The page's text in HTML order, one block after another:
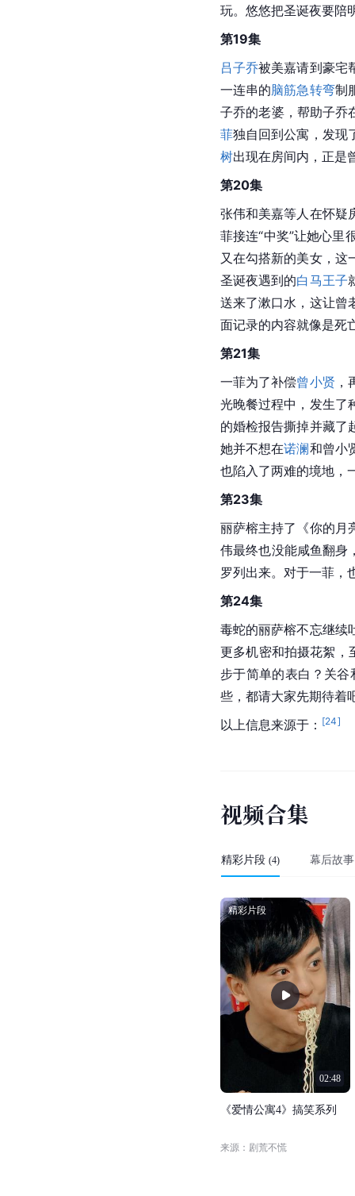
玩。悠悠把圣诞夜要陪
第19集
吕子乔被美嘉请到豪宅
一连串的脑筋急转弯制
子乔的老婆，帮助子乔
菲独自回到公寓，发现
树出现在房间内，正是
第20集
张伟和美嘉等人在怀疑
菲接连“中奖”让她心里
又在勾搭新的美女，这
圣诞夜遇到的白马王子
送来了漱口水，这让曾
面记录的内容就像是死
第21集
一菲为了补偿曾小贤
光晚餐过程中，发生了
的婚检报告撕掉并藏了
她并不想在诺澜和曾小
也陷入了两难的境地，
第23集
丽萨榕主持了《你的月
伟最终也没能咸鱼翻身
罗列出来。对于一菲，
第24集
毒蛇的丽萨榕不忘继续
更多机密和拍摄花絮，
步于简单的表白？关
些，都请大家先期待着
以上信息来源于： [24]
视频合集
精彩片段 (4) 幕后故事
02:48
精彩片段
《爱情公寓4》 搞笑系列
来源：剧荒不慌